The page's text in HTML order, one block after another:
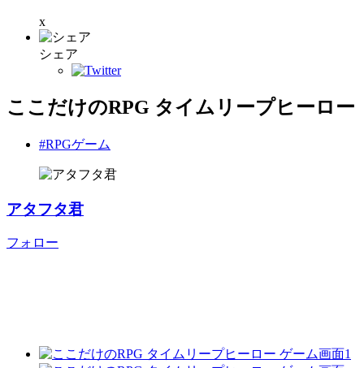
x
シェア
ここだけのRPG タイムリープヒーロー
#RPGゲーム
アタフタ君
フォロー